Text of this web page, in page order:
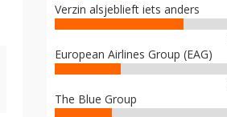
Verzin alsjeblieft iets anders
European Airlines Group (EAG)
The Blue Group